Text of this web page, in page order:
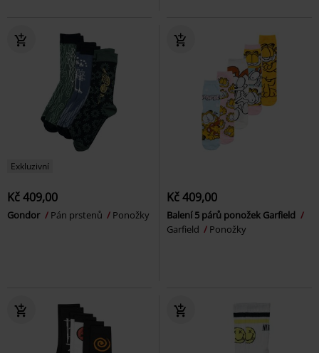
Exkluzivní
Kč 409,00
Gondor Pán prstenů Ponožky
Kč 409,00
Balení 5 párů ponožek Garfield
Garfield
Ponožky